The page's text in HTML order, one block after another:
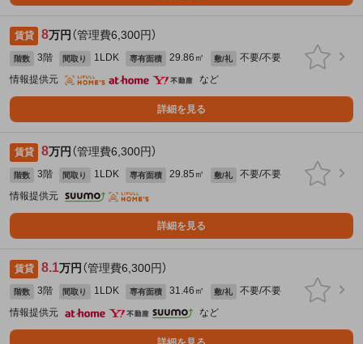
賃貸 8万円 （管理費6,300円）
階数 3階 間取り 1LDK 専有面積 29.86㎡ 敷/礼
不要/不要
情報提供元
など
詳細を見る
賃貸 8万円 （管理費6,300円）
階数 3階 間取り 1LDK 専有面積 29.85㎡ 敷/礼
不要/不要
情報提供元
詳細を見る
賃貸 8.1万円 （管理費6,300円）
階数 3階 間取り 1LDK 専有面積 31.46㎡ 敷/礼
不要/不要
情報提供元
など